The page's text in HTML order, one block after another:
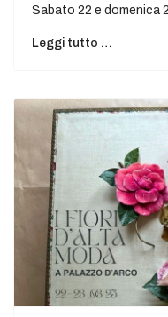
Sabato 22 e domenica
Leggi tutto …